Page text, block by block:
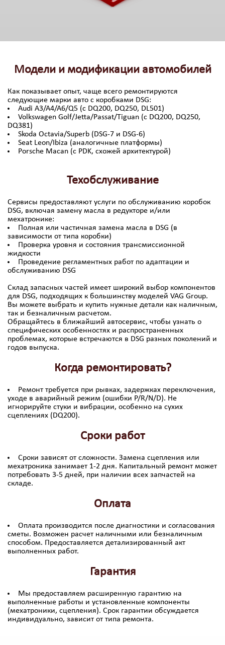
Модели и модификации автомобилей
Как показывает опыт, чаще всего ремонтируются
следующие марки авто с коробками DSG:
Audi A3/A4/A6/Q5 (с DQ200, DQ250, DL501)
Volkswagen Golf/Jetta/Passat/Tiguan (с DQ200, DQ250,
DQ381)
Skoda Octavia/Superb (DSG-7 и DSG-6)
Seat Leon/Ibiza (аналогичные платформы)
Porsche Macan (с PDK, схожей архитектурой)
Техобслуживание
Сервисы предоставляют услуги по обслуживанию коробок
DSG, включая замену масла в редукторе и/или
мехатронике:
Полная или частичная замена масла в DSG (в
зависимости от типа коробки)
Проверка уровня и состояния трансмиссионной
жидкости
Проведение регламентных работ по адаптации и
обслуживанию DSG
Склад запасных частей имеет широкий выбор компонентов
для DSG, подходящих к большинству моделей VAG Group.
Вы можете выбрать и купить нужные детали как наличным,
так и безналичным расчетом.
Обращайтесь в ближайший автосервис, чтобы узнать о
специфических особенностях и распространенных
проблемах, которые встречаются в DSG разных поколений и
годов выпуска.
Когда ремонтировать?
Ремонт требуется при рывках, задержках переключения,
уходе в аварийный режим (ошибки P/R/N/D). Не
игнорируйте стуки и вибрации, особенно на сухих
сцеплениях (DQ200).
Сроки работ
Сроки зависят от сложности. Замена сцепления или
мехатроника занимает 1-2 дня. Капитальный ремонт может
потребовать 3-5 дней, при наличии всех запчастей на
складе.
Оплата
Оплата производится после диагностики и согласования
сметы. Возможен расчет наличными или безналичным
способом. Предоставляется детализированный акт
выполненных работ.
Гарантия
Мы предоставляем расширенную гарантию на
выполненные работы и установленные компоненты
(мехатроники, сцепления). Срок гарантии обсуждается
индивидуально, зависит от типа ремонта.